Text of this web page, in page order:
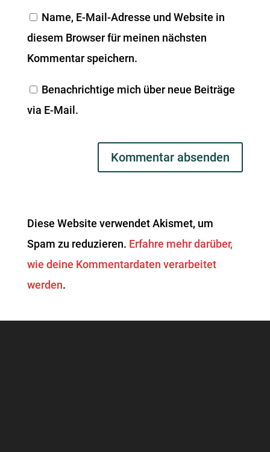
Name, E-Mail-Adresse und Website in
diesem Browser für meinen nächsten
Kommentar speichern.
Benachrichtige mich über neue Beiträge
via E-Mail.
Diese Website verwendet Akismet, um
Spam zu reduzieren. Erfahre mehr darüber,
wie deine Kommentardaten verarbeitet
werden.